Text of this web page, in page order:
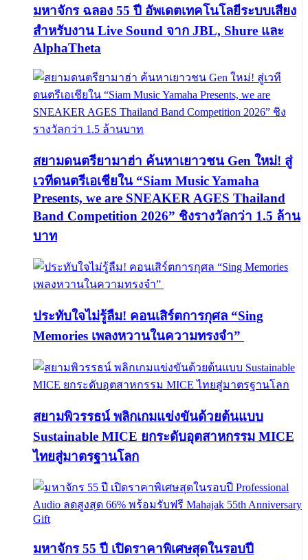
มหาจักร ฉลอง 55 ปี อัพเดตเทคโนโลยีระบบเสียง
สำหรับงาน Live Sound จาก JBL, Shure และ
AlphaTheta
สยามดนตรียามาฮ่า ค้นหาเยาวชน Gen ใหม่! สู่
เวทีดนตรีเอเชียใน “Siam Music Yamaha
Presents, we are SNEAKER AGES Thailand
Band Competition 2026” ชิงรางวัลกว่า 1.5 ล้าน
บาท
ประทับใจไม่รู้ลืม! คอนเสิร์ตการกุศล “Sing
Memories เพลงหวานในความทรงจำ”
สยามพิวรรธน์ พลิกเกมแข่งขันด้วยต้นแบบ
Sustainable MICE ยกระดับอุตสาหกรรม MICE
ไทยสู่มาตรฐานโลก
มหาจักร 55 ปี เปิดราคาพิเศษสุดในรอบปี